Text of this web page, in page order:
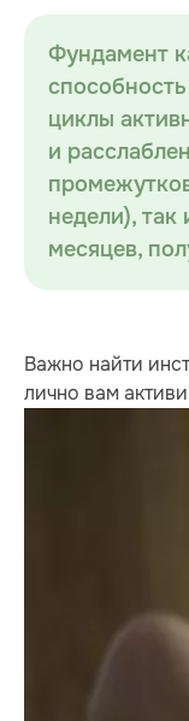
Фундамент
циклы
и
недели), так
месяцев,
Важно найти
лично вам